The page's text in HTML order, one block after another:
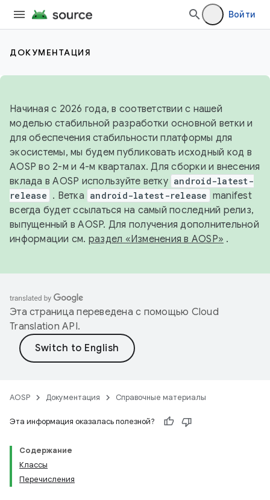
Войти
ДОКУМЕНТАЦИЯ
Начиная с 2026 года, в соответствии с нашей
моделью стабильной разработки основной ветки и
для обеспечения стабильности платформы для
экосистемы, мы будем публиковать исходный код в
AOSP во 2-м и 4-м кварталах. Для сборки и внесения
вклада в AOSP используйте ветку android-latest-
release . Ветка android-latest-release manifest
всегда будет ссылаться на самый последний релиз,
выпущенный в AOSP. Для получения дополнительной
информации см. раздел «Изменения в AOSP» .
Эта страница переведена с помощью Cloud
Translation API.
AOSP Документация Справочные материалы
Эта информация оказалась полезной?
Содержание
Классы
Перечисления